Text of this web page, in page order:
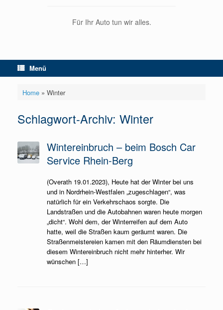
Für Ihr Auto tun wir alles.
Menü
Home» Winter
Schlagwort-Archiv: Winter
Wintereinbruch – beim Bosch Car
Service Rhein-Berg
(Overath 19.01.2023), Heute hat der Winter bei uns
und in Nordrhein-Westfalen „zugeschlagen“, was
natürlich für ein Verkehrschaos sorgte. Die
Landstraßen und die Autobahnen waren heute morgen
„dicht“. Wohl dem, der Winterreifen auf dem Auto
hatte, weil die Straßen kaum geräumt waren. Die
Straßenmeistereien kamen mit den Räumdiensten bei
diesem Wintereinbruch nicht mehr hinterher. Wir
wünschen […]